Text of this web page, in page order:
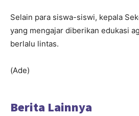
Selain para siswa-siswi, kepala
yang mengajar diberikan edukasi
berlalu lintas.
(Ade)
Berita Lainnya